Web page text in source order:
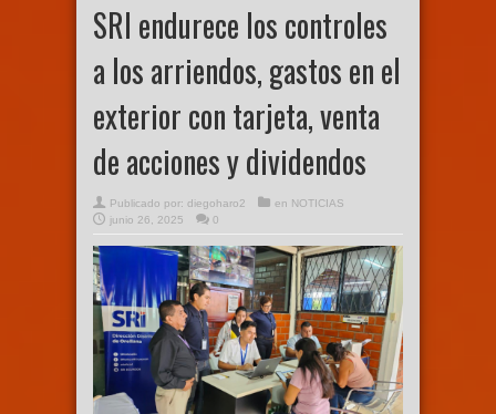
SRI endurece los controles
a los arriendos, gastos en el
exterior con tarjeta, venta
de acciones y dividendos
Publicado por: diegoharo2 en NOTICIAS
junio 26, 2025
0